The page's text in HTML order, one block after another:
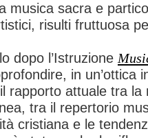
musica sacra e
risulti fruttuosa
dopo l’Istruzione
in un’ottica
rapporto attuale tra
tra il repertorio
cristiana e le